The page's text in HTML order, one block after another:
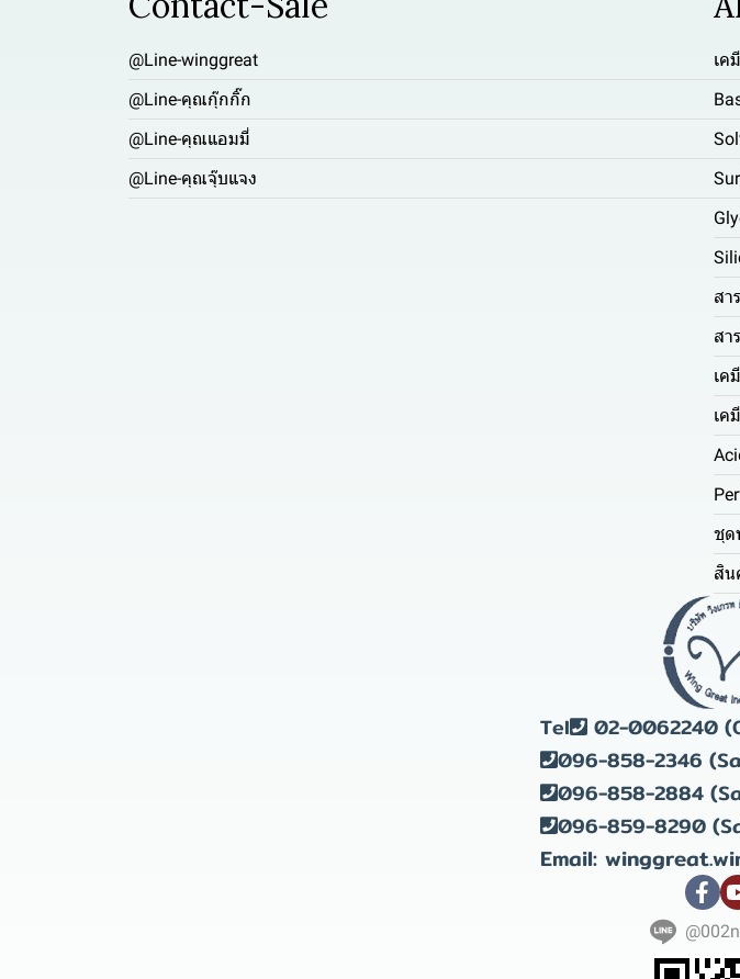
@Line-winggreat
@Line-คุณกุ๊กกิ๊ก
@Line-คุณแอมมี่
@Line-คุณจุ๊บแจง
เค
สา
สา
เค
เค
ชุด
สิน
Tel 02-0062240
096-858-2346
096-858-2884
096-859-8290
Email: